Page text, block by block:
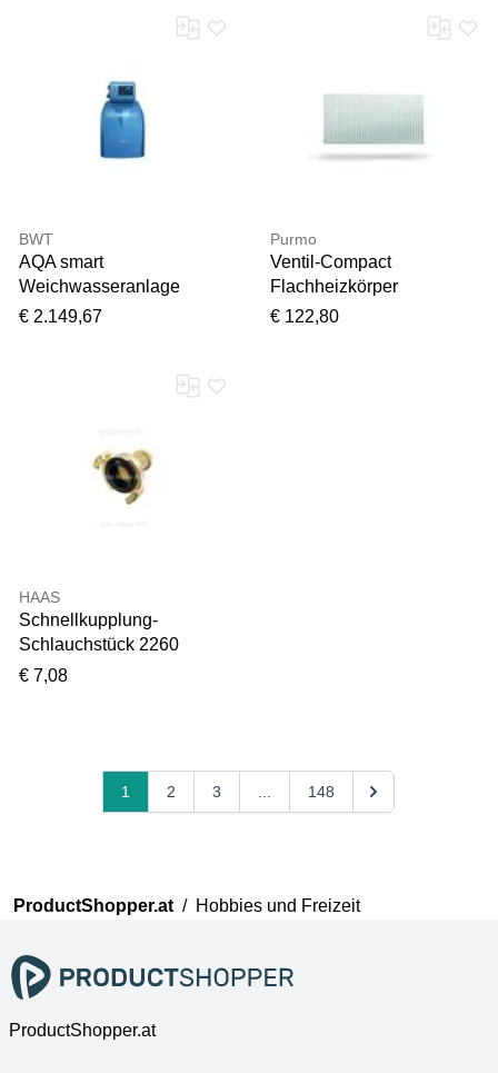
BWT
AQA smart
Weichwasseranlage
Simplex 11321 mit
€ 2.149,67
Purmo
Ventil-Compact
Flachheizkörper
F07110500901030 BH
€ 122,80
HAAS
Schnellkupplung-
Schlauchstück 2260
Messing, 1/2"
€ 7,08
1 2 3 148
ProductShopper.at / Hobbies und Freizeit
ProductShopper.at